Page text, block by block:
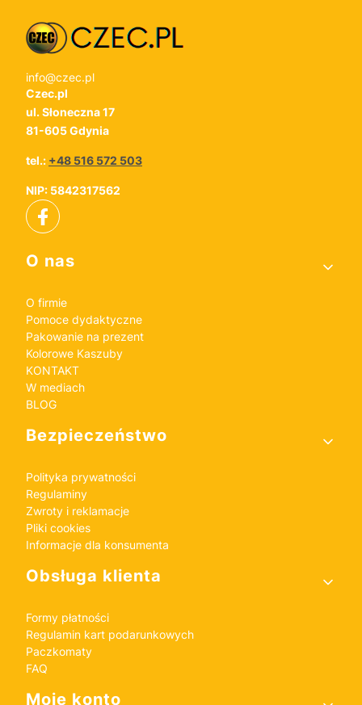
info@czec.pl
Czec.pl
ul. Słoneczna 17
81-605 Gdynia
tel.: +48 516 572 503
NIP: 5842317562
Linki w stopce
O nas
O firmie
Pomoce dydaktyczne
Pakowanie na prezent
Kolorowe Kaszuby
KONTAKT
W mediach
BLOG
Bezpieczeństwo
Polityka prywatności
Regulaminy
Zwroty i reklamacje
Pliki cookies
Informacje dla konsumenta
Obsługa klienta
Formy płatności
Regulamin kart podarunkowych
Paczkomaty
FAQ
Moje konto